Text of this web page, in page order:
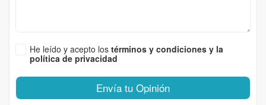
He leído y acepto los términos y condiciones y la
política de privacidad
Envía tu Opinión